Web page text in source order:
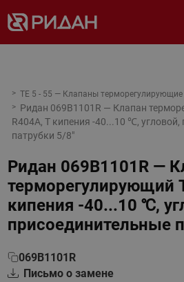
TE 5 - 55 — Клапаны
Ридан 069B1101R — Клапан
R404A, T кипения -40...10 ℃,
патрубки 5/8"
Ридан 069B1101R —
терморегулирующий
кипения -40...10 ℃,
присоединительные
069B1101R
Письмо о замене